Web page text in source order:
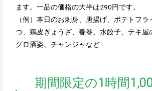
ます。一品の価格の大半は290円です。
（例）本日のお刺身、唐揚げ、ポテトフ
つ、鶏皮ぎょうざ、春巻、水餃子、テキ屋
グロ酒姿、チャンジャなど
期間限定の1時間